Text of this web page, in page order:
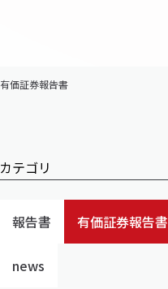
有価証券報告書
カテゴリ
報告書 有価証券報告書
news